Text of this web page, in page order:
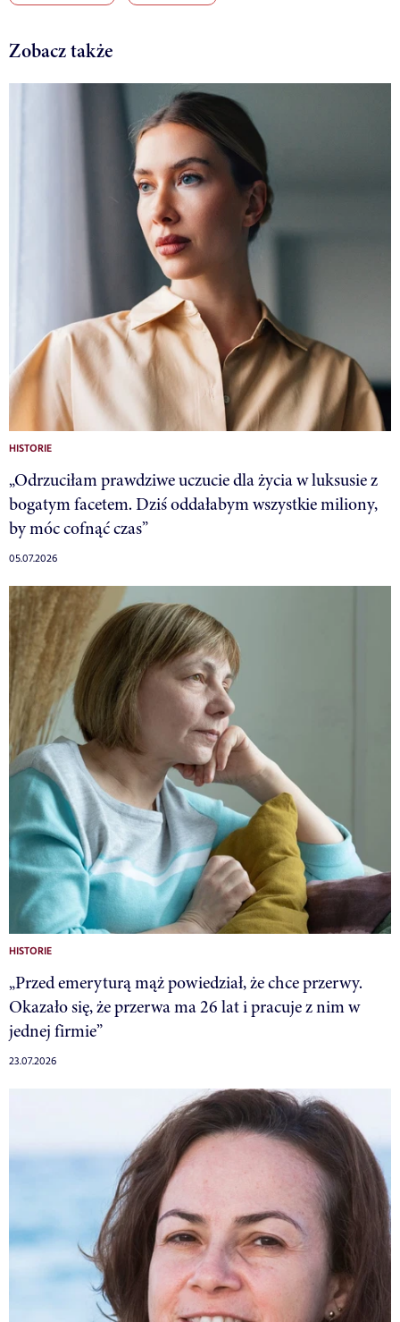
Zobacz także
HISTORIE
„Odrzuciłam prawdziwe uczucie dla życia w luksusie z
bogatym facetem. Dziś oddałabym wszystkie miliony,
by móc cofnąć czas”
05.07.2026
HISTORIE
„Przed emeryturą mąż powiedział, że chce przerwy.
Okazało się, że przerwa ma 26 lat i pracuje z nim w
jednej firmie”
23.07.2026